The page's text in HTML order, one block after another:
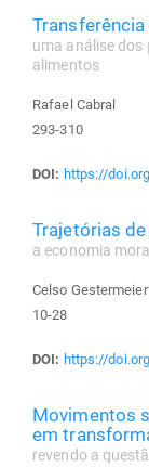
uma análise
alimentos
Rafael Cabral
293-310
DOI: https://
Trajetórias
a economia
Celso
10-28
DOI: https://
Movimentos
em
revendo a